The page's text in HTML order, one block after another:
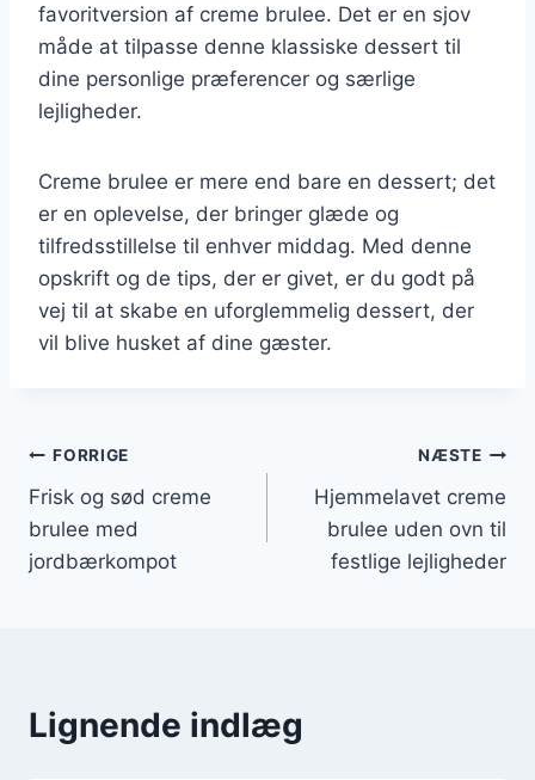
favoritversion af creme brulee. Det er en sjov
måde at tilpasse denne klassiske dessert til
dine personlige præferencer og særlige
lejligheder.
Creme brulee er mere end bare en dessert; det
er en oplevelse, der bringer glæde og
tilfredsstillelse til enhver middag. Med denne
opskrift og de tips, der er givet, er du godt på
vej til at skabe en uforglemmelig dessert, der
vil blive husket af dine gæster.
Indlægsnavigation
FORRIGE
Frisk og sød creme
brulee med
jordbærkompot
NÆSTE
Hjemmelavet creme
brulee uden ovn til
festlige lejligheder
Lignende indlæg